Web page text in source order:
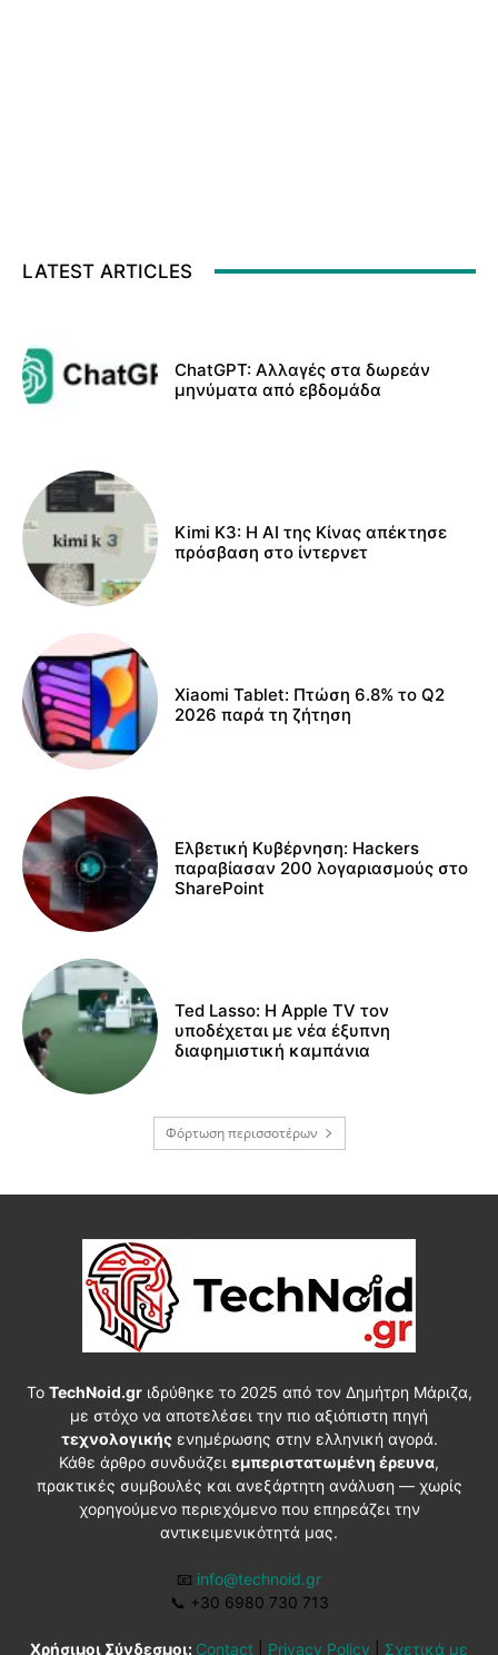
LATEST ARTICLES
ChatGPT: Αλλαγές στα δωρεάν
μηνύματα από εβδομάδα
Kimi K3: Η AI της Κίνας απέκτησε
πρόσβαση στο ίντερνετ
Xiaomi Tablet: Πτώση 6.8% το Q2
2026 παρά τη ζήτηση
Ελβετική Κυβέρνηση: Hackers
παραβίασαν 200 λογαριασμούς στο
SharePoint
Ted Lasso: Η Apple TV τον
υποδέχεται με νέα έξυπνη
διαφημιστική καμπάνια
Φόρτωση περισσοτέρων
Το TechNoid.grιδρύθηκε το 2025 από τον Δημήτρη Μάριζα,
με στόχο να αποτελέσει την πιο αξιόπιστη πηγή
τεχνολογικήςενημέρωσης στην ελληνική αγορά.
Κάθε άρθρο συνδυάζει εμπεριστατωμένη έρευνα,
πρακτικές συμβουλές και ανεξάρτητη ανάλυση — χωρίς
χορηγούμενο περιεχόμενο που επηρεάζει την
αντικειμενικότητά μας.
📧 info@technoid.gr
📞 +30 6980 730 713
Χρήσιμοι Σύνδεσμοι: Contact Privacy Policy Σχετικά με